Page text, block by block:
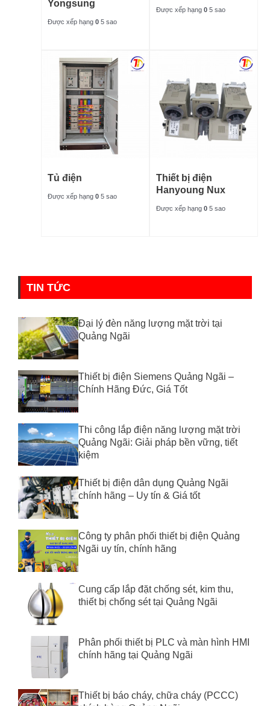
Yongsung
Được xếp hạng 0 5 sao
Được xếp hạng 0 5 sao
Tủ điện
Được xếp hạng 0 5 sao
Thiết bị điện
Hanyoung Nux
Được xếp hạng 0 5 sao
TIN TỨC
Đại lý đèn năng lượng mặt trời tại
Quảng Ngãi
Thiết bị điện Siemens Quảng Ngãi –
Chính Hãng Đức, Giá Tốt
Thi công lắp điện năng lượng mặt trời
Quảng Ngãi: Giải pháp bền vững, tiết
kiệm
Thiết bị điện dân dụng Quảng Ngãi
chính hãng – Uy tín & Giá tốt
Công ty phân phối thiết bị điện Quảng
Ngãi uy tín, chính hãng
Cung cấp lắp đặt chống sét, kim thu,
thiết bị chống sét tại Quảng Ngãi
Phân phối thiết bị PLC và màn hình HMI
chính hãng tại Quảng Ngãi
Thiết bị báo cháy, chữa cháy (PCCC)